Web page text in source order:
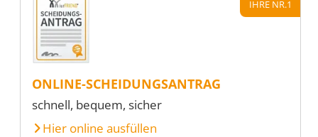
IHRE NR.1
ONLINE-SCHEIDUNGSANTRAG
schnell, bequem, sicher
Hier online ausfüllen